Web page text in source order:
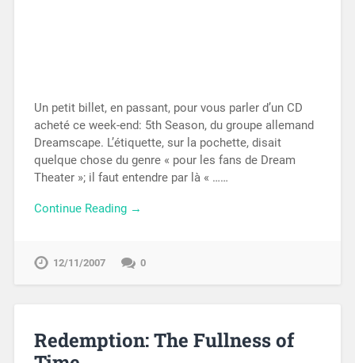
Un petit billet, en passant, pour vous parler d’un CD
acheté ce week-end: 5th Season, du groupe allemand
Dreamscape. L’étiquette, sur la pochette, disait
quelque chose du genre « pour les fans de Dream
Theater »; il faut entendre par là « ……
Continue Reading →
12/11/2007 0
Redemption: The Fullness of